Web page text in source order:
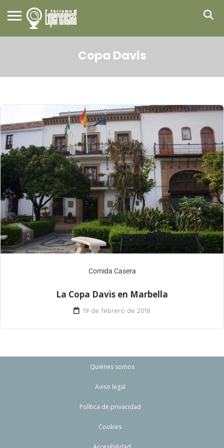
Copa Davis
Comida Casera
La Copa Davis en Marbella
19 de febrero de 2018
Quiénes somos
Aviso legal
Política de privacidad
Cookies